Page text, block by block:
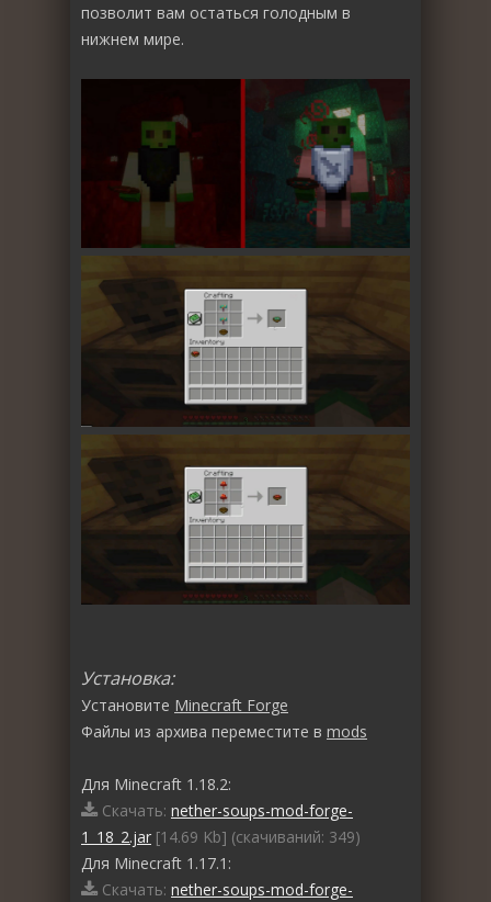
позволит вам остаться голодным в
нижнем мире.
Установка:
Установите Minecraft Forge
Файлы из архива переместите в mods
Для Minecraft 1.18.2:
Скачать: nether-soups-mod-forge-
1_18_2.jar [14.69 Kb] (cкачиваний: 349)
Для Minecraft 1.17.1:
Скачать: nether-soups-mod-forge-